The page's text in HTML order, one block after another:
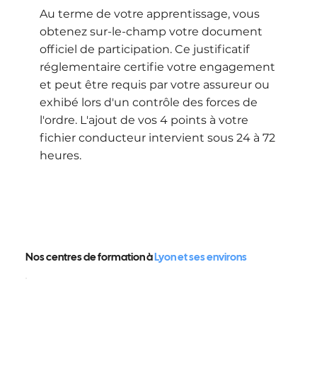
Au terme de votre apprentissage, vous
obtenez sur-le-champ votre document
officiel de participation. Ce justificatif
réglementaire certifie votre engagement
et peut être requis par votre assureur ou
exhibé lors d'un contrôle des forces de
l'ordre. L'ajout de vos 4 points à votre
fichier conducteur intervient sous 24 à 72
heures.
Nos centres de formation àLyon et ses environs